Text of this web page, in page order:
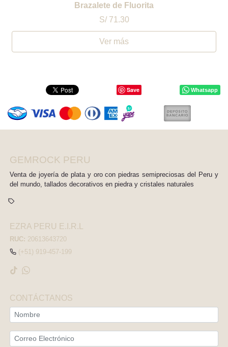
Brazalete de Fluorita
S/ 71.30
Ver más
Save Whatsapp
GEMROCK PERU
Venta de joyería de plata y oro con piedras semipreciosas del Peru y
del mundo, tallados decorativos en piedra y cristales naturales
EZRA PERU E.I.R.L
RUC: 20613643720
(+51) 919-457-199
CONTÁCTANOS